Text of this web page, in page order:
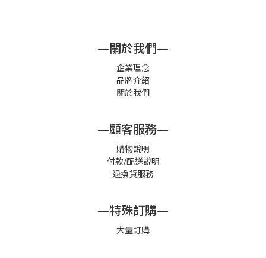
—關於我們—
企業理念
品牌介紹
關於我們
—顧客服務—
購物說明
付款/配送說明
退換貨服務
—特殊訂購—
大量訂購